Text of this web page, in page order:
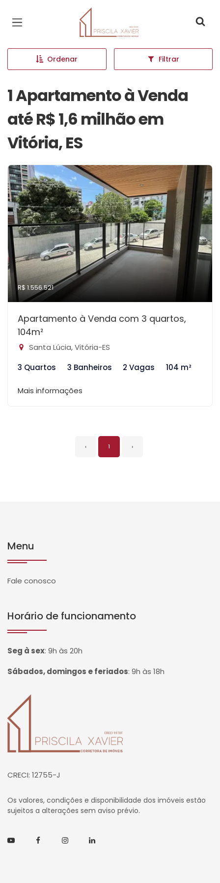
Página inicial
Ordenar Filtrar
1 Apartamento à Venda
até R$ 1,6 milhão em
Vitória, ES
R$ 1.556.521
Apartamento à Venda com 3 quartos,
104m²
Santa Lúcia, Vitória-ES
3 Quartos
3 Banheiros 2 Vagas 104 m²
Mais informações
‹ 1 ›
Menu
Fale conosco
Horário de funcionamento
Seg à sex: 9h às 20h
Sábados, domingos e feriados: 9h às 18h
Página inicial
CRECI: 12755-J
Os valores, condições e disponibilidade dos imóveis estão
sujeitos a alterações sem aviso prévio.
YoutubeFacebookInstagramLinkedin